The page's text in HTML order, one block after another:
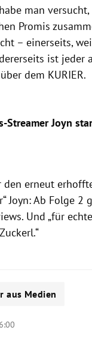
man
Promis
– einerseits,
ist jeder
dem KURIER.
Streamer Joyn
erneut
Joyn: Ab Folge
Und „für
aus Medien